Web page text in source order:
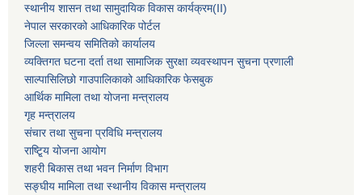
स्थानीय शासन तथा सामुदायिक विकास कार्यक्रम(II)
नेपाल सरकारको आधिकारिक पोर्टल
जिल्ला समन्वय समितिको कार्यालय
व्यक्तिगत घटना दर्ता तथा सामाजिक सुरक्षा व्यवस्थापन सुचना प्रणाली
साल्पासिलिछो गाउपालिकाको आधिकारिक फेसबुक
आर्थिक मामिला तथा योजना मन्त्रालय
गृह मन्त्रालय
संचार तथा सुचना प्रविधि मन्त्रालय
राष्टि्ृय योजना आयोग
शहरी बिकास तथा भवन निर्माण विभाग
सङ्घीय मामिला तथा स्थानीय विकास मन्त्रालय